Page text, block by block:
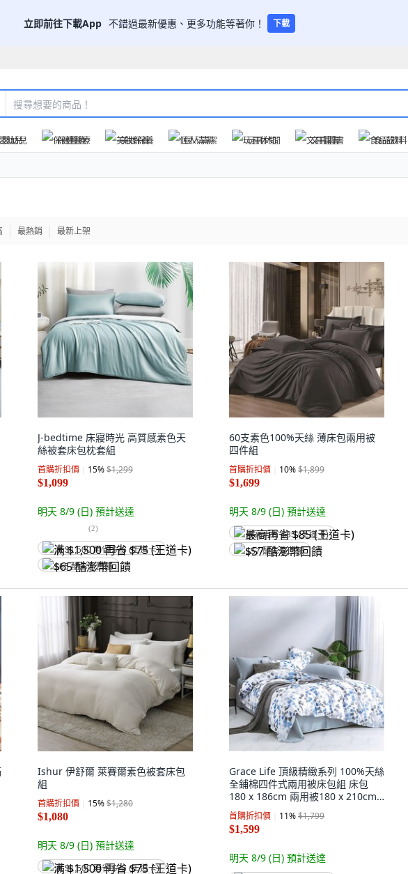
立即前往下載App 不錯過最新優惠、更多功能等著你！ 下載
嬰幼兒 保健醫療 美妝保養 個人清潔 玩具休閒 文具圖書 食品飲料
最熱銷 最新上架
J-bedtime 床寢時光 高質感素色天
絲被套床包枕套組
首購折扣價 15%$1,299
$1,099
明天 8/9 (日) 預計送達
(2)
满 $1,500 再省 $75 (王道卡)
$65 酷澎幣回饋
60支素色100%天絲 薄床包兩用被
四件組
首購折扣價 10%$1,899
$1,699
明天 8/9 (日) 預計送達
最高再省 $85 (王道卡)
$57 酷澎幣回饋
Ishur 伊舒爾 萊賽爾素色被套床包
組
首購折扣價 15%$1,280
$1,080
明天 8/9 (日) 預計送達
满 $1,500 再省 $75 (王道卡)
Grace Life 頂級精緻系列 100%天絲
全鋪棉四件式兩用被床包組 床包
180 x 186cm 兩用被180 x 210cm
枕套45 x 75cm
首購折扣價 11%$1,799
$1,599
明天 8/9 (日) 預計送達